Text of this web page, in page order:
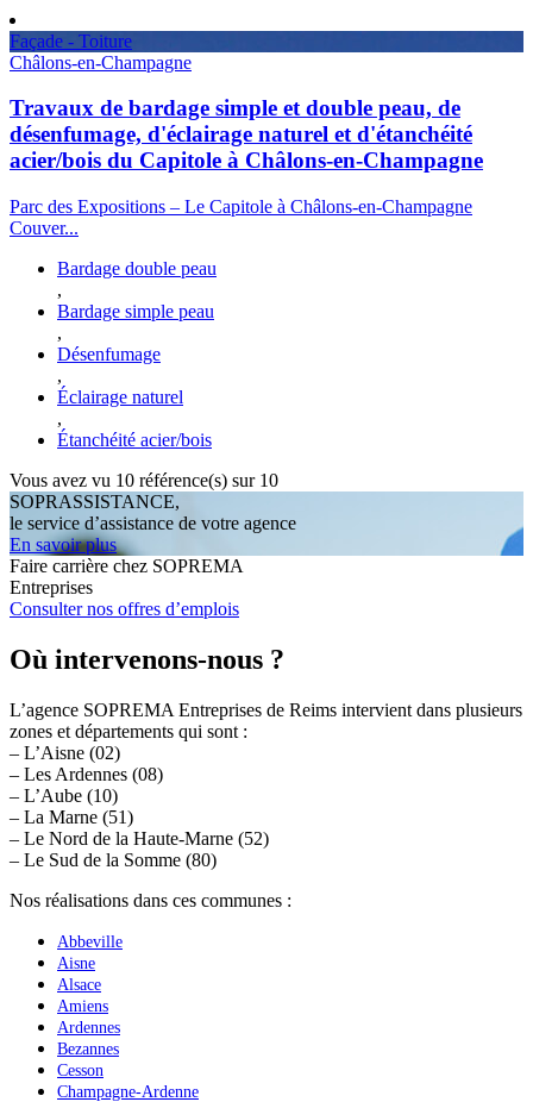
Façade - Toiture
Châlons-en-Champagne
Travaux de bardage simple et double peau, de
désenfumage, d'éclairage naturel et d'étanchéité
acier/bois du Capitole à Châlons-en-Champagne
Parc des Expositions – Le Capitole à Châlons-en-Champagne
Couver...
Bardage double peau
,
Bardage simple peau
,
Désenfumage
,
Éclairage naturel
,
Étanchéité acier/bois
Vous avez vu 10 référence(s) sur 10
SOPRASSISTANCE,
le service d’assistance de votre agence
En savoir plus
Faire carrière chez SOPREMA
Entreprises
Consulter nos offres d’emplois
Où intervenons-nous ?
L’agence SOPREMA Entreprises de Reims intervient dans plusieurs
zones et départements qui sont :
– L’Aisne (02)
– Les Ardennes (08)
– L’Aube (10)
– La Marne (51)
– Le Nord de la Haute-Marne (52)
– Le Sud de la Somme (80)
Nos réalisations dans ces communes :
Abbeville
Aisne
Alsace
Amiens
Ardennes
Bezannes
Cesson
Champagne-Ardenne